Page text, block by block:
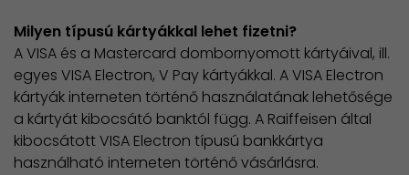
Milyen típusú kártyákkal lehet fizetni?
A VISA és a Mastercard dombornyomott kártyáival, ill.
egyes VISA Electron, V Pay kártyákkal. A VISA Electron
kártyák interneten történő használatának lehetősége
a kártyát kibocsátó banktól függ. A Raiffeisen által
kibocsátott VISA Electron típusú bankkártya
használható interneten történő vásárlásra.